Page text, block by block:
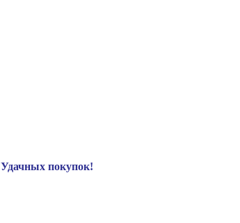
Удачных покупок!